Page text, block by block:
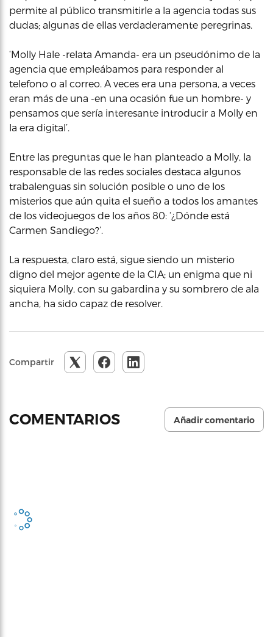
permite al público transmitirle a la agencia todas sus
dudas; algunas de ellas verdaderamente peregrinas.
‘Molly Hale -relata Amanda- era un pseudónimo de la
agencia que empleábamos para responder al
telefono o al correo. A veces era una persona, a veces
eran más de una -en una ocasión fue un hombre- y
pensamos que sería interesante introducir a Molly en
la era digital’.
Entre las preguntas que le han planteado a Molly, la
responsable de las redes sociales destaca algunos
trabalenguas sin solución posible o uno de los
misterios que aún quita el sueño a todos los amantes
de los videojuegos de los años 80: ‘¿Dónde está
Carmen Sandiego?’.
La respuesta, claro está, sigue siendo un misterio
digno del mejor agente de la CIA; un enigma que ni
siquiera Molly, con su gabardina y su sombrero de ala
ancha, ha sido capaz de resolver.
Compartir
COMENTARIOS Añadir comentario